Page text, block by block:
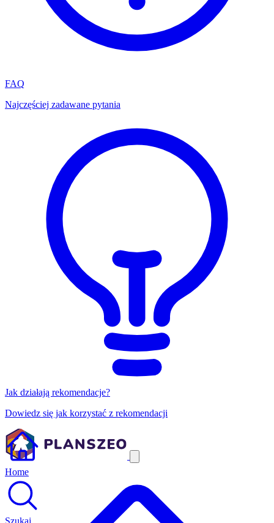
FAQ
Najczęściej zadawane pytania
Jak działają rekomendacje?
Dowiedz się jak korzystać z rekomendacji
Home
Szukaj